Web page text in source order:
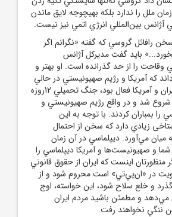
ملل را ندارد بلکه بهيچوجه لايق ماندن
آژانس بين‌المللي انرژي اتمي نيز نيست.
رافائل گروسي که گفته «نگرانم اگر
بايد گفت مديرکل آژانس
وقاحت را از حد گذرانده است. او بهتر و
که آمريکا و رژيم صهيونيستي در حالي
که ديپلماسي ميان ايران و آمريکا فعال بود، جنگ تحميلي 12روزه
شروع شد و در واقع رژيم صهيونيستي و
را بمباران کردند. با توجه به اين
زيادي دارد که سخن از احتمال
مي‌آورد. ديپلماسي در آن زمان
و صهيونيست‌ها و آمريکا ديپلماسي را
منظورتان اينست که ايران از حقوق قانوني
در «ان‌پي‌تي» است محروم شود و از
و خلع سلاح شود، اين خواسته، اوج
و مطمئن باشيد مردم ايران
ننگي نخواهند رفت.